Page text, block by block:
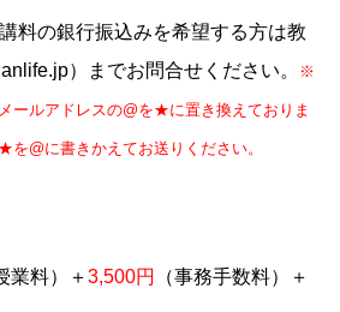
料の銀行振込みを希望する方は教
）までお問合せください。
※
ールアドレスの@を★に置き換えておりま
@に書きかえてお送りください。
業料）＋3,500円
（事務手数料）＋